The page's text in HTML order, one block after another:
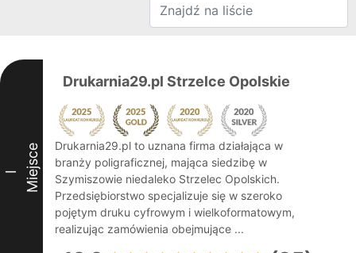
I Miejsce
Drukarnia29.pl Strzelce Opolskie
Drukarnia29.pl to uznana firma działająca w
branży poligraficznej, mająca siedzibę w
Szymiszowie niedaleko Strzelec Opolskich.
Przedsiębiorstwo specjalizuje się w szeroko
pojętym druku cyfrowym i wielkoformatowym,
realizując zamówienia obejmujące ...